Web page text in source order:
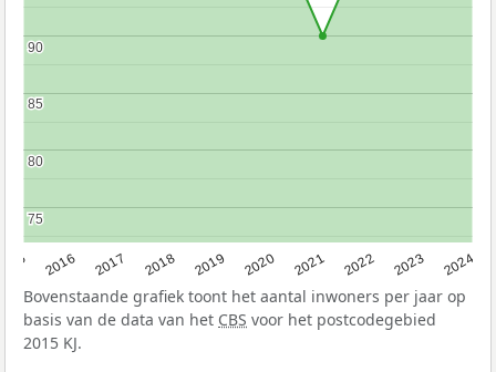
2016 2017 2018 2019 2020 2021 2022 2023 2024
75
75
80
80
85
85
90
90
Bovenstaande grafiek toont het aantal inwoners per jaar op
basis van de data van het CBS voor het postcodegebied
2015 KJ.